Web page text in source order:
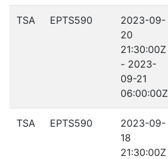
TSA EPTS590
2023-09-
20
21:30:00Z
- 2023-
09-21
06:00:00Z
TSA EPTS590
2023-09-
18
21:30:00Z